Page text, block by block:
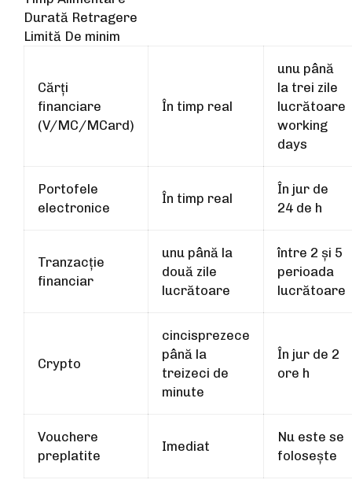
Durată Retragere
Limită De minim
Cărți
financiare
(V/MC/MCard)
În timp real
unu până
la trei zile
lucrătoare
working
days
Portofele
electronice
În timp real
În jur de
24 de h
Tranzacție
financiar
unu până la
două zile
lucrătoare
între 2 și 5
perioada
lucrătoare
Crypto
cincisprezece
până la
treizeci de
minute
În jur de 2
ore h
Vouchere
preplatite
Imediat
Nu este se
folosește